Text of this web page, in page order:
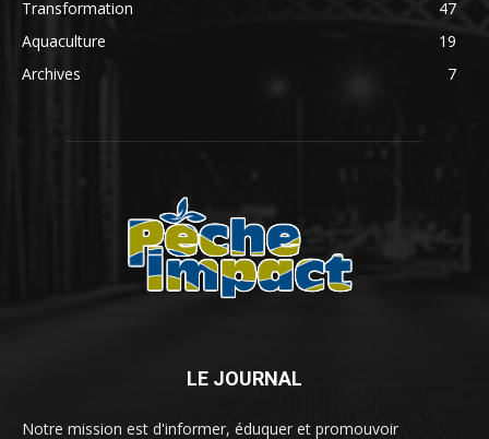
Transformation
47
Aquaculture
19
Archives
7
LE JOURNAL
Notre mission est d'informer, éduquer et promouvoir